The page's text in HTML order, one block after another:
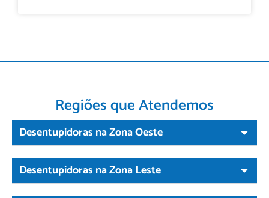
Regiões que Atendemos
Desentupidoras na Zona Oeste
Desentupidoras na Zona Leste